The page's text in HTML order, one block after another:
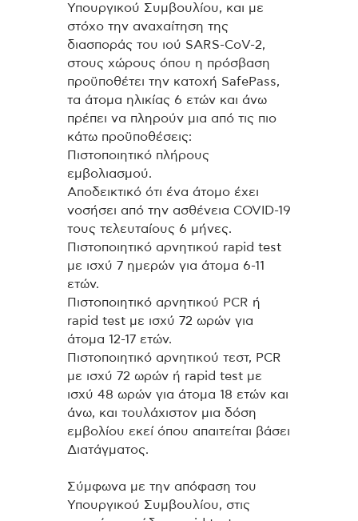
Υπουργικού Συμβουλίου, και με
στόχο την αναχαίτηση της
διασποράς του ιού SARS-CoV-2,
στους χώρους όπου η πρόσβαση
προϋποθέτει την κατοχή SafePass,
τα άτομα ηλικίας 6 ετών και άνω
πρέπει να πληρούν μια από τις πιο
κάτω προϋποθέσεις:
Πιστοποιητικό πλήρους
εμβολιασμού.
Αποδεικτικό ότι ένα άτομο έχει
νοσήσει από την ασθένεια COVID-19
τους τελευταίους 6 μήνες.
Πιστοποιητικό αρνητικού rapid test
με ισχύ 7 ημερών για άτομα 6-11
ετών.
Πιστοποιητικό αρνητικού PCR ή
rapid test με ισχύ 72 ωρών για
άτομα 12-17 ετών.
Πιστοποιητικό αρνητικού τεστ, PCR
με ισχύ 72 ωρών ή rapid test με
ισχύ 48 ωρών για άτομα 18 ετών και
άνω, και τουλάχιστον μια δόση
εμβολίου εκεί όπου απαιτείται βάσει
Διατάγματος.
Σύμφωνα με την απόφαση του
Υπουργικού Συμβουλίου, στις